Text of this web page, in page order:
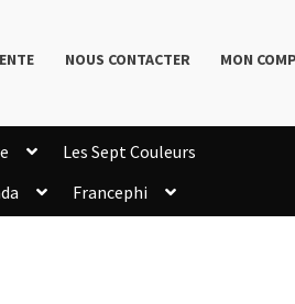
NOUS CONTACTER MON
Les Sept Couleurs
Francephi